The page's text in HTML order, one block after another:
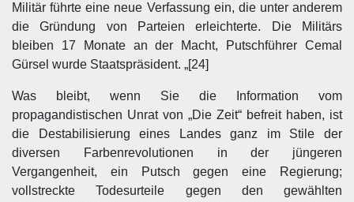
Militär führte eine neue Verfassung ein, die unter anderem
die Gründung von Parteien erleichterte. Die Militärs
bleiben 17 Monate an der Macht, Putschführer Cemal
Gürsel wurde Staatspräsident. „[24]
Was bleibt, wenn Sie die Information vom
propagandistischen Unrat von „Die Zeit“ befreit haben, ist
die Destabilisierung eines Landes ganz im Stile der
diversen Farbenrevolutionen in der jüngeren
Vergangenheit, ein Putsch gegen eine Regierung;
vollstreckte Todesurteile gegen den gewählten